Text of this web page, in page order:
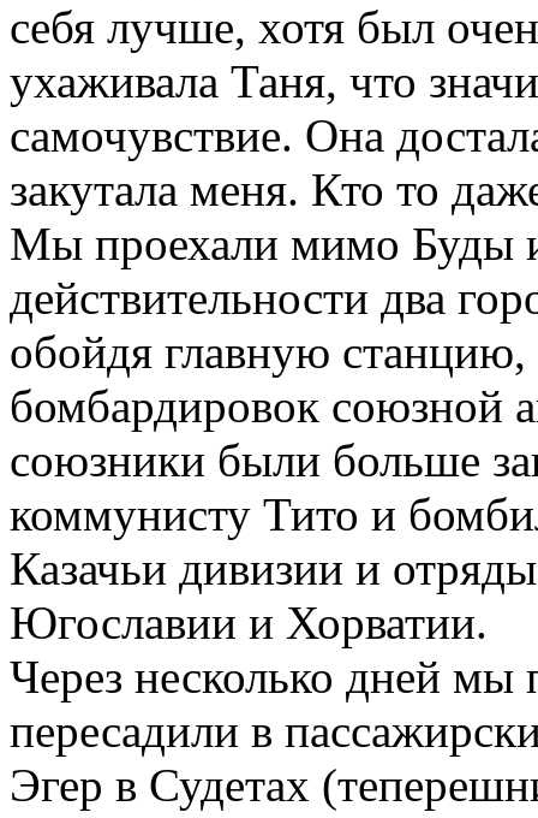
себя лучше, хотя был
ухаживала Таня, что
самочувствие. Она
закутала меня. Кто то
Мы проехали мимо Буды
действительности два
обойдя главную
бомбардировок союзной
союзники были больше
коммунисту Тито и
Казачьи дивизии и
Югославии и Хорватии.
Через несколько дней
пересадили в
Эгер в Судетах